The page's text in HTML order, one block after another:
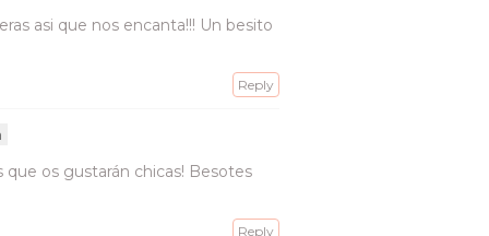
asi que nos encanta!!! Un besito
Reply
que os gustarán chicas! Besotes
Reply